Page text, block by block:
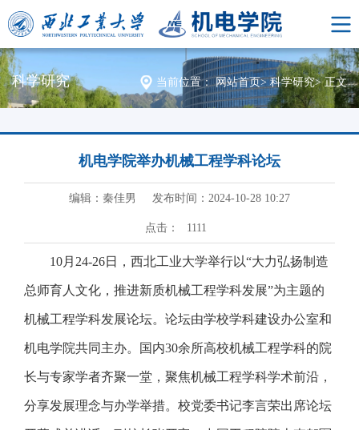
科学研究 当前位置： 网站首页> 科学研究> 正文
机电学院举办机械工程学科论坛
编辑：秦佳男 发布时间：2024-10-28 10:27
点击： 1111
10月24-26日，西北工业大学举行以“大力弘扬制造
总师育人文化，推进新质机械工程学科发展”为主题的
机械工程学科发展论坛。论坛由学校学科建设办公室和
机电学院共同主办。国内30余所高校机械工程学科的院
长与专家学者齐聚一堂，聚焦机械工程学科学术前沿，
分享发展理念与办学举措。校党委书记李言荣出席论坛